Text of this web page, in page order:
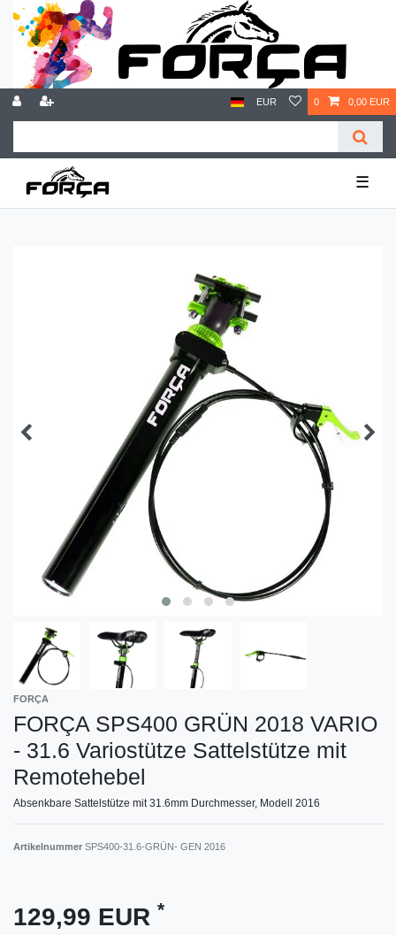
EUR 0 0,00 EUR
☰
FORÇA
FORÇA SPS400 GRÜN 2018 VARIO
- 31.6 Variostütze Sattelstütze mit
Remotehebel
Absenkbare Sattelstütze mit 31.6mm Durchmesser, Modell 2016
Artikelnummer SPS400-31.6-GRÜN- GEN 2016
129,99 EUR *